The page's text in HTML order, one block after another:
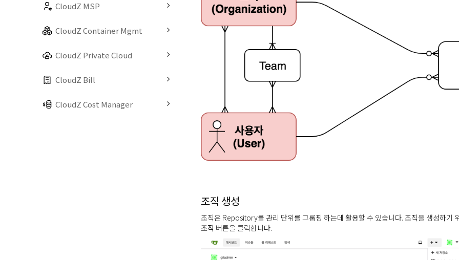
CloudZ MSP
CloudZ Container Mgmt
CloudZ Private Cloud
CloudZ Bill
CloudZ Cost Manager
조직 생성
조직은 Repository를 관리 단위를 그룹핑 하는데 활용할 수 있습니다. 조직을 생성하기
조직 버튼을 클릭합니다.